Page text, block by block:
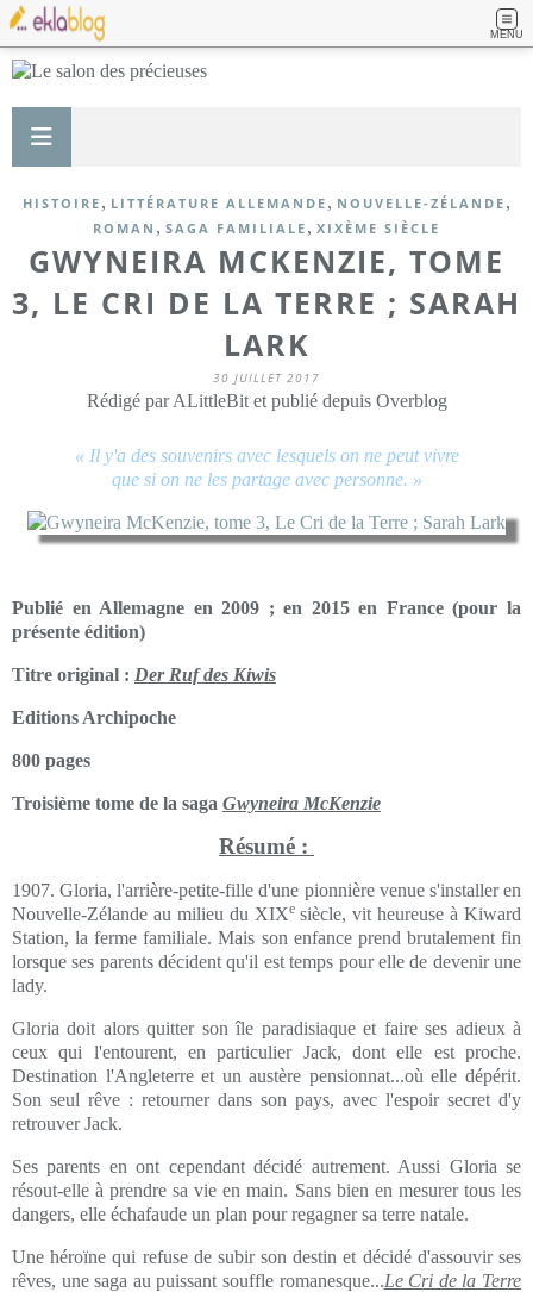
MENU
HISTOIRE , LITTÉRATURE ALLEMANDE , NOUVELLE-ZÉLANDE ,
ROMAN , SAGA FAMILIALE , XIXÈME SIÈCLE
GWYNEIRA MCKENZIE, TOME
3, LE CRI DE LA TERRE ; SARAH
LARK
30 JUILLET 2017
Rédigé par ALittleBit et publié depuis Overblog
« Il y'a des souvenirs avec lesquels on ne peut vivre
que si on ne les partage avec personne. »
Publié en Allemagne en 2009 ; en 2015 en France (pour la
présente édition)
Titre original : Der Ruf des Kiwis
Editions Archipoche
800 pages
Troisième tome de la saga Gwyneira McKenzie
Résumé :
1907. Gloria, l'arrière-petite-fille d'une pionnière venue s'installer en
Nouvelle-Zélande au milieu du XIXesiècle, vit heureuse à Kiward
Station, la ferme familiale. Mais son enfance prend brutalement fin
lorsque ses parents décident qu'il est temps pour elle de devenir une
lady.
Gloria doit alors quitter son île paradisiaque et faire ses adieux à
ceux qui l'entourent, en particulier Jack, dont elle est proche.
Destination l'Angleterre et un austère pensionnat...où elle dépérit.
Son seul rêve : retourner dans son pays, avec l'espoir secret d'y
retrouver Jack.
Ses parents en ont cependant décidé autrement. Aussi Gloria se
résout-elle à prendre sa vie en main. Sans bien en mesurer tous les
dangers, elle échafaude un plan pour regagner sa terre natale.
Une héroïne qui refuse de subir son destin et décidé d'assouvir ses
rêves, une saga au puissant souffle romanesque...Le Cri de la Terre